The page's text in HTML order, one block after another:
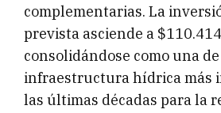
complementarias. La
prevista asciende a
consolidándose como una
infraestructura hídrica más
las últimas décadas para la